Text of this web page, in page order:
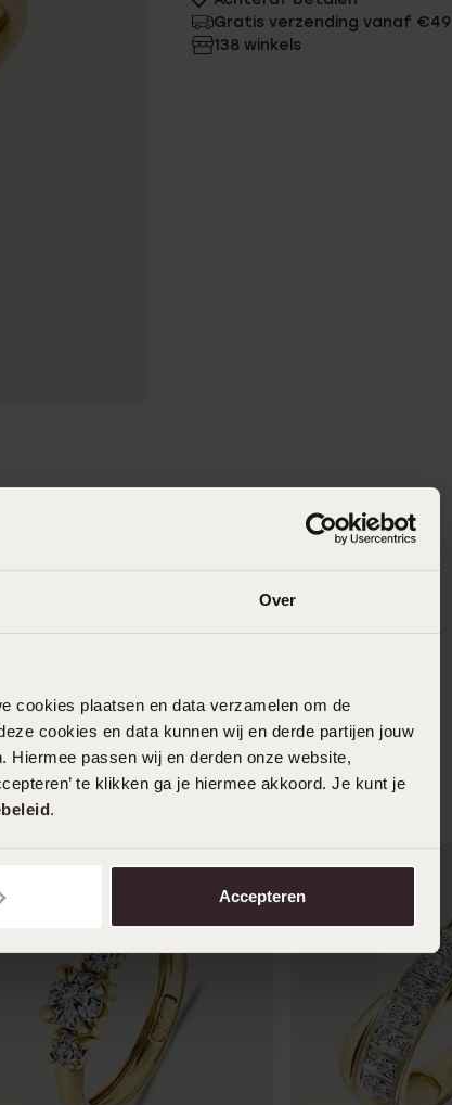
Over
cookies plaatsen en data verzamelen om de
cookies en data kunnen wij en derde partijen jouw
Hiermee passen wij en derden onze website,
te klikken ga je hiermee akkoord. Je kunt je
.
Accepteren
Gratis verzending vanaf €49
138 winkels